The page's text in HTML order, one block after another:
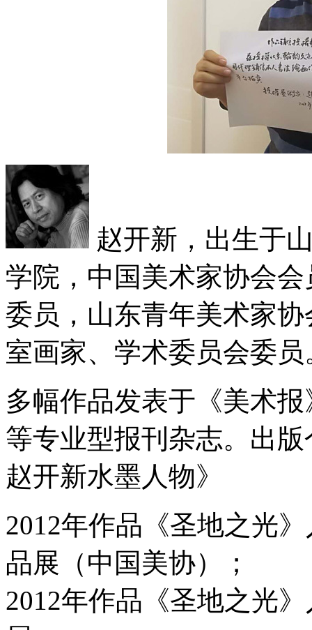
赵开新，出生于
学院，中国美术家协会
委员，山东青年美术家
室画家、学术委员会委员
多幅作品发表于《美术
等专业型报刊杂志。出
赵开新水墨人物》
2012年作品《圣地之光
品展（中国美协）；
2012年作品《圣地之光